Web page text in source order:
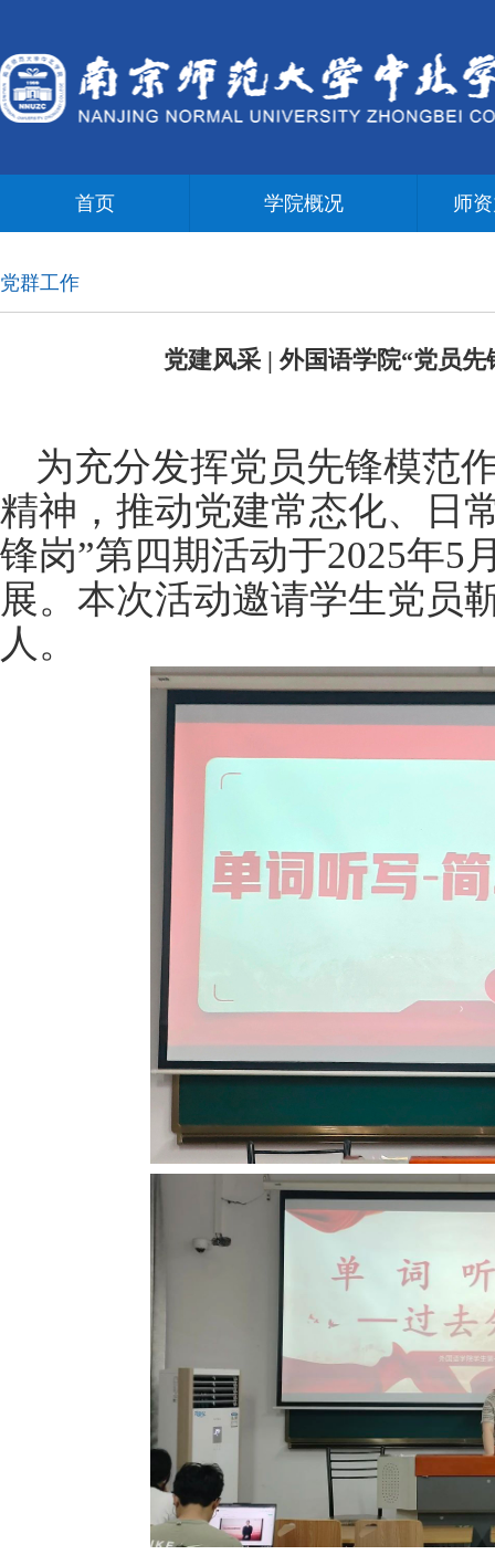
首页 学院概况 师
党群工作
党建风采 | 外国语学院“党员
为充分发挥党员先锋模范
精神，推动党建常态化、日
锋岗”第四期活动于2025年5
展。本次活动邀请学生党员
人。